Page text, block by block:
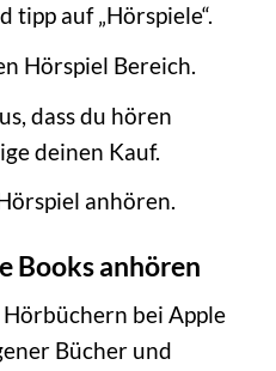
tipp auf „Hörspiele“.
Hörspiel Bereich.
dass du hören
deinen Kauf.
anhören.
Books anhören
bei Apple
Bücher und